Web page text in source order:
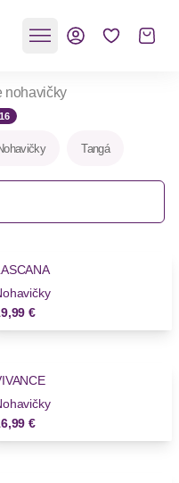
nohavičky
Tangá
Novinky
€
€